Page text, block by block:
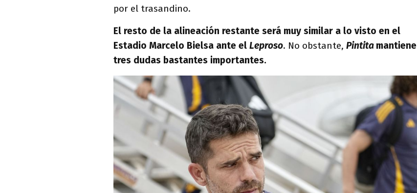
por el trasandino.
El resto de la alineación restante será muy similar a lo visto en el
Estadio Marcelo Bielsa ante el Leproso. No obstante, Pintita mantiene
tres dudas bastantes importantes.